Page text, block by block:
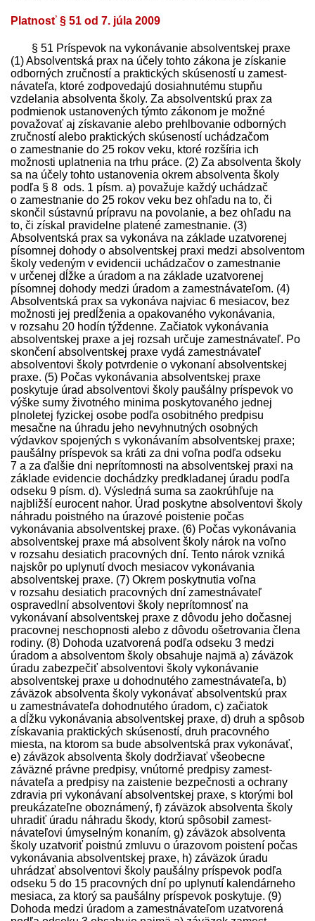
Platnosť § 51 od 7. júla 2009
§ 51 Príspevok na vykonávanie absolventskej praxe
(1) Absolventská prax na účely tohto zákona je získanie
odborných zručností a praktických skúseností u zamest­
návateľa, ktoré zodpovedajú dosiahnutému stupňu
vzdelania absolventa školy. Za absolventskú prax za
podmienok ustanovených týmto zákonom je možné
považovať aj získavanie alebo prehlbovanie odborných
zručností alebo praktických skúseností uchádzačom
o zamestnanie do 25 rokov veku, ktoré rozšíria ich
možnosti uplatnenia na trhu práce. (2) Za absolventa školy
sa na účely tohto ustanovenia okrem absolventa školy
podľa § 8 ods. 1 písm. a) považuje každý uchádzač
o zamestnanie do 25 rokov veku bez ohľadu na to, či
skončil sústavnú prípravu na povolanie, a bez ohľadu na
to, či získal pravidelne platené zamestnanie. (3)
Absolventská prax sa vykonáva na základe uzatvorenej
písomnej dohody o absolventskej praxi medzi absolventom
školy vedeným v evidencii uchádzačov o zamestnanie
v určenej dĺžke a úradom a na základe uzatvorenej
písomnej dohody medzi úradom a zamest­návateľom. (4)
Absolventská prax sa vykonáva najviac 6 mesiacov, bez
možnosti jej predĺženia a opakovaného vykonávania,
v rozsahu 20 hodín týždenne. Začiatok vykonávania
absolventskej praxe a jej rozsah určuje zamest­návateľ. Po
skončení absolventskej praxe vydá zamest­návateľ
absolventovi školy potvrdenie o vykonaní absolventskej
praxe. (5) Počas vykonávania absolventskej praxe
poskytuje úrad absolventovi školy paušálny príspevok vo
výške sumy životného minima poskytovaného jednej
plnoletej fyzickej osobe podľa osobitného pred­pisu
mesačne na úhradu jeho nevyhnutných osobných
výdavkov spojených s vykonávaním absolventskej praxe;
paušálny príspevok sa kráti za dni voľna podľa odseku
7 a za ďalšie dni neprítomnosti na absolventskej praxi na
základe evidencie dochádzky pred­kladanej úradu podľa
odseku 9 písm. d). Výsledná suma sa zaokrúhľuje na
najbližší eurocent nahor. Úrad poskytne absolventovi školy
náhradu poistného na úrazové poistenie počas
vykonávania absolventskej praxe. (6) Počas vykonávania
absolventskej praxe má absolvent školy nárok na voľno
v rozsahu desiatich pracovných dní. Tento nárok vzniká
najskôr po uplynutí dvoch mesiacov vykonávania
absolventskej praxe. (7) Okrem poskytnutia voľna
v rozsahu desiatich pracovných dní zamest­návateľ
ospravedlní absolventovi školy neprítomnosť na
vykonávaní absolventskej praxe z dôvodu jeho dočasnej
pracovnej neschopnosti alebo z dôvodu ošetrovania člena
rodiny. (8) Dohoda uzatvorená podľa odseku 3 medzi
úradom a absolventom školy obsahuje najmä a) záväzok
úradu zabezpečiť absolventovi školy vykonávanie
absolventskej praxe u dohodnutého zamest­návateľa, b)
záväzok absolventa školy vykonávať absolventskú prax
u zamest­návateľa dohodnutého úradom, c) začiatok
a dĺžku vykonávania absolventskej praxe, d) druh a spôsob
získavania praktických skúseností, druh pracovného
miesta, na ktorom sa bude absolventská prax vykonávať,
e) záväzok absolventa školy dodržiavať všeobecne
záväzné právne pred­pisy, vnútorné pred­pisy zamest­
návateľa a pred­pisy na zaistenie bezpečnosti a ochrany
zdravia pri vykonávaní absolventskej praxe, s ktorými bol
preukázateľne oboznámený, f) záväzok absolventa školy
uhradiť úradu náhradu škody, ktorú spôsobil zamest­
návateľovi úmyselným konaním, g) záväzok absolventa
školy uzatvoriť poistnú zmluvu o úrazovom poistení počas
vykonávania absolventskej praxe, h) záväzok úradu
uhrádzať absolventovi školy paušálny príspevok podľa
odseku 5 do 15 pracovných dní po uplynutí kalendárneho
mesiaca, za ktorý sa paušálny príspevok poskytuje. (9)
Dohoda medzi úradom a zamest­návateľom uzatvorená